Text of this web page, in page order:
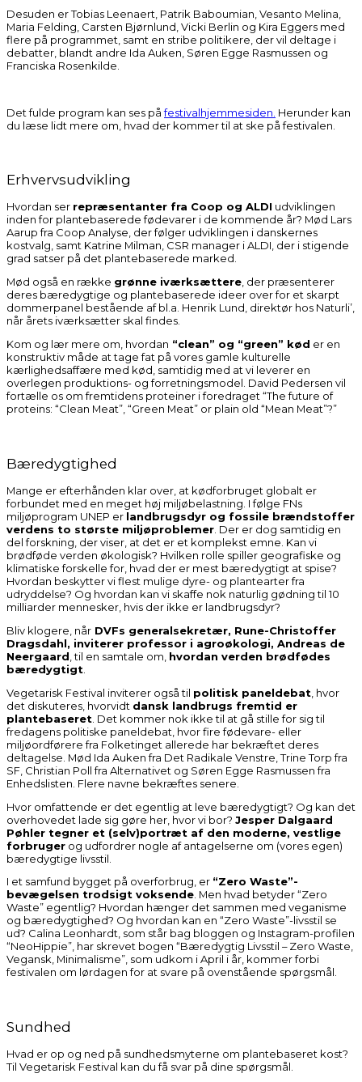
Desuden er Tobias Leenaert, Patrik Baboumian, Vesanto Melina,
Maria Felding, Carsten Bjørnlund, Vicki Berlin og Kira Eggers med
flere på programmet, samt en stribe politikere, der vil deltage i
debatter, blandt andre Ida Auken, Søren Egge Rasmussen og
Franciska Rosenkilde.
Det fulde program kan ses påfestivalhjemmesiden. Herunder kan
du læse lidt mere om, hvad der kommer til at ske på festivalen.
Erhvervsudvikling
Hvordan ser repræsentanter fra Coop og ALDI udviklingen
inden for plantebaserede fødevarer i de kommende år? Mød Lars
Aarup fra Coop Analyse, der følger udviklingen i danskernes
kostvalg, samt Katrine Milman, CSR manager i ALDI, der i stigende
grad satser på det plantebaserede marked.
Mød også en række grønne iværksættere, der præsenterer
deres bæredygtige og plantebaserede ideer over for et skarpt
dommerpanel bestående af bl.a. Henrik Lund, direktør hos Naturli’,
når årets iværksætter skal findes.
Kom og lær mere om, hvordan “clean” og “green” kød er en
konstruktiv måde at tage fat på vores gamle kulturelle
kærlighedsaffære med kød, samtidig med at vi leverer en
overlegen produktions- og forretningsmodel. David Pedersen vil
fortælle os om fremtidens proteiner i foredraget “The future of
proteins: “Clean Meat”, “Green Meat” or plain old “Mean Meat”?”
Bæredygtighed
Mange er efterhånden klar over, at kødforbruget globalt er
forbundet med en meget høj miljøbelastning. I følge FNs
miljøprogram UNEP er landbrugsdyr og fossile brændstoffer
verdens to største miljøproblemer . Der er dog samtidig en
del forskning, der viser, at det er et komplekst emne. Kan vi
brødføde verden økologisk? Hvilken rolle spiller geografiske og
klimatiske forskelle for, hvad der er mest bæredygtigt at spise?
Hvordan beskytter vi flest mulige dyre- og plantearter fra
udryddelse? Og hvordan kan vi skaffe nok naturlig gødning til 10
milliarder mennesker, hvis der ikke er landbrugsdyr?
Bliv klogere, når DVFs generalsekretær, Rune-Christoffer
Dragsdahl, inviterer professor i agroøkologi, Andreas de
Neergaard , til en samtale om, hvordan verden brødfødes
bæredygtigt
Vegetarisk Festival inviterer også til politisk paneldebat , hvor
det diskuteres, hvorvidt dansk landbrugs fremtid er
plantebaseret . Det kommer nok ikke til at gå stille for sig til
fredagens politiske paneldebat, hvor fire fødevare- eller
miljøordførere fra Folketinget allerede har bekræftet deres
deltagelse. Mød Ida Auken fra Det Radikale Venstre, Trine Torp fra
SF, Christian Poll fra Alternativet og Søren Egge Rasmussen fra
Enhedslisten. Flere navne bekræftes senere.
Hvor omfattende er det egentlig at leve bæredygtigt? Og kan det
overhovedet lade sig gøre her, hvor vi bor? Jesper Dalgaard
Pøhler tegner et (selv)portræt af den moderne, vestlige
forbruger og udfordrer nogle af antagelserne om (vores egen)
bæredygtige livsstil.
I et samfund bygget på overforbrug, er “Zero Waste”-
bevægelsen trodsigt voksende. Men hvad betyder “Zero
Waste” egentlig? Hvordan hænger det sammen med veganisme
og bæredygtighed? Og hvordan kan en “Zero Waste”-livsstil se
ud? Calina Leonhardt, som står bag bloggen og Instagram-profilen
“NeoHippie”, har skrevet bogen “Bæredygtig Livsstil – Zero Waste,
Vegansk, Minimalisme”, som udkom i April i år, kommer forbi
festivalen om lørdagen for at svare på ovenstående spørgsmål.
Sundhed
Hvad er op og ned på sundhedsmyterne om plantebaseret kost?
Til Vegetarisk Festival kan dufå svar på dine spørgsmål.